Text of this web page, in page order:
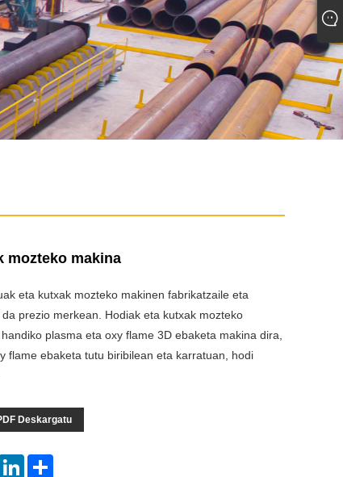
mozteko makina
eta kutxak mozteko makinen fabrikatzaile eta
prezio merkean. Hodiak eta kutxak mozteko
plasma eta oxy flame 3D ebaketa makina dira,
flame ebaketa tutu biribilean eta karratuan, hodi
Deskargatu
LinkedInShare